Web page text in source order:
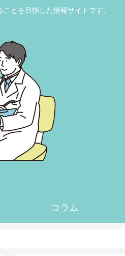
とを目指した情報サイトです。
コラム